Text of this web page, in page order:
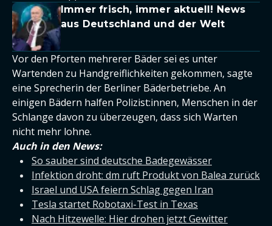
Immer frisch, immer aktuell! News
aus Deutschland und der Welt
Vor den Pforten mehrerer Bäder sei es unter
Wartenden zu Handgreiflichkeiten gekommen, sagte
eine Sprecherin der Berliner Bäderbetriebe. An
einigen Bädern halfen Polizist:innen, Menschen in der
Schlange davon zu überzeugen, dass sich Warten
nicht mehr lohne.
Auch in den News:
So sauber sind deutsche Badegewässer
Infektion droht: dm ruft Produkt von Balea zurück
Israel und USA feiern Schlag gegen Iran
Tesla startet Robotaxi-Test in Texas
Nach Hitzewelle: Hier drohen jetzt Gewitter